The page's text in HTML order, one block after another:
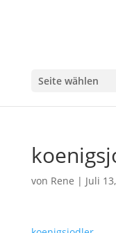
Seite wählen
von Rene | Juli